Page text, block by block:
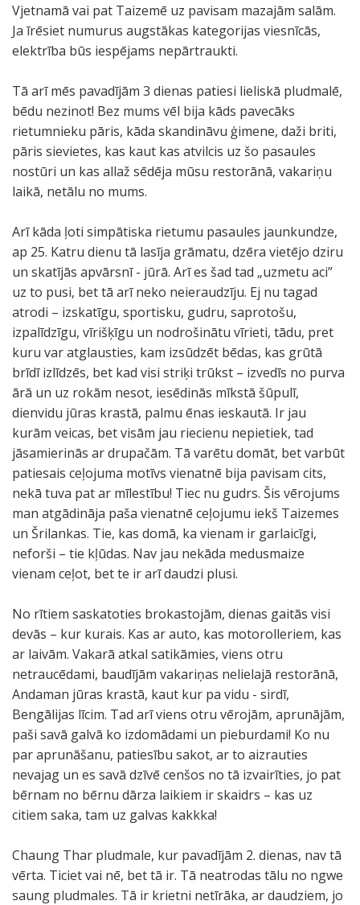
Vjetnamā vai pat Taizemē uz pavisam mazajām salām.
Ja īrēsiet numurus augstākas kategorijas viesnīcās,
elektrība būs iespējams nepārtraukti.
Tā arī mēs pavadījām 3 dienas patiesi lieliskā pludmalē,
bēdu nezinot! Bez mums vēl bija kāds pavecāks
rietumnieku pāris, kāda skandināvu ģimene, daži briti,
pāris sievietes, kas kaut kas atvilcis uz šo pasaules
nostūri un kas allaž sēdēja mūsu restorānā, vakariņu
laikā, netālu no mums.
Arī kāda ļoti simpātiska rietumu pasaules jaunkundze,
ap 25. Katru dienu tā lasīja grāmatu, dzēra vietējo dziru
un skatījās apvārsnī - jūrā. Arī es šad tad „uzmetu aci”
uz to pusi, bet tā arī neko neieraudzīju. Ej nu tagad
atrodi – izskatīgu, sportisku, gudru, saprotošu,
izpalīdzīgu, vīrišķīgu un nodrošinātu vīrieti, tādu, pret
kuru var atglausties, kam izsūdzēt bēdas, kas grūtā
brīdī izlīdzēs, bet kad visi striķi trūkst – izvedīs no purva
ārā un uz rokām nesot, iesēdinās mīkstā šūpulī,
dienvidu jūras krastā, palmu ēnas ieskautā. Ir jau
kurām veicas, bet visām jau riecienu nepietiek, tad
jāsamierinās ar drupačām. Tā varētu domāt, bet varbūt
patiesais ceļojuma motīvs vienatnē bija pavisam cits,
nekā tuva pat ar mīlestību! Tiec nu gudrs. Šis vērojums
man atgādināja paša vienatnē ceļojumu iekš Taizemes
un Šrilankas. Tie, kas domā, ka vienam ir garlaicīgi,
neforši – tie kļūdas. Nav jau nekāda medusmaize
vienam ceļot, bet te ir arī daudzi plusi.
No rītiem saskatoties brokastojām, dienas gaitās visi
devās – kur kurais. Kas ar auto, kas motorolleriem, kas
ar laivām. Vakarā atkal satikāmies, viens otru
netraucēdami, baudījām vakariņas nelielajā restorānā,
Andaman jūras krastā, kaut kur pa vidu - sirdī,
Bengālijas līcim. Tad arī viens otru vērojām, aprunājām,
paši savā galvā ko izdomādami un pieburdami! Ko nu
par aprunāšanu, patiesību sakot, ar to aizrauties
nevajag un es savā dzīvē cenšos no tā izvairīties, jo pat
bērnam no bērnu dārza laikiem ir skaidrs – kas uz
citiem saka, tam uz galvas kakkka!
Chaung Thar pludmale, kur pavadījām 2. dienas, nav tā
vērta. Ticiet vai nē, bet tā ir. Tā neatrodas tālu no ngwe
saung pludmales. Tā ir krietni netīrāka, ar daudziem, jo